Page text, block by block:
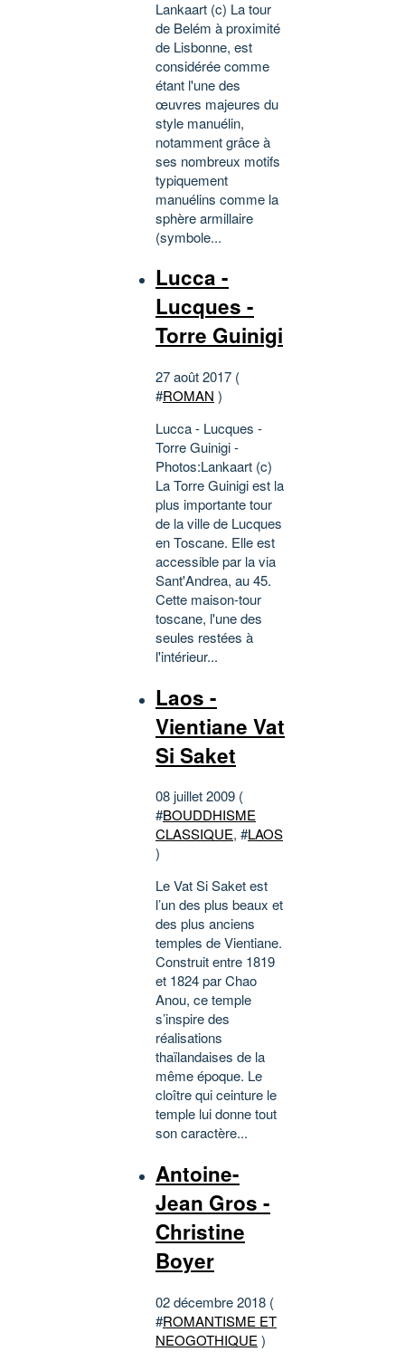
Lankaart (c) La tour
de Belém à proximité
de Lisbonne, est
considérée comme
étant l'une des
œuvres majeures du
style manuélin,
notamment grâce à
ses nombreux motifs
typiquement
manuélins comme la
sphère armillaire
(symbole...
Lucca -
Lucques -
Torre Guinigi
27 août 2017 (
#ROMAN )
Lucca - Lucques -
Torre Guinigi -
Photos:Lankaart (c)
La Torre Guinigi est la
plus importante tour
de la ville de Lucques
en Toscane. Elle est
accessible par la via
Sant'Andrea, au 45.
Cette maison-tour
toscane, l'une des
seules restées à
l'intérieur...
Laos -
Vientiane Vat
Si Saket
08 juillet 2009 (
#BOUDDHISME
CLASSIQUE, #LAOS
)
Le Vat Si Saket est
l’un des plus beaux et
des plus anciens
temples de Vientiane.
Construit entre 1819
et 1824 par Chao
Anou, ce temple
s’inspire des
réalisations
thaïlandaises de la
même époque. Le
cloître qui ceinture le
temple lui donne tout
son caractère...
Antoine-
Jean Gros -
Christine
Boyer
02 décembre 2018 (
#ROMANTISME ET
NEOGOTHIQUE )